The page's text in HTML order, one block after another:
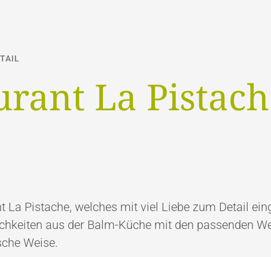
La
La Pistache, welches mit viel Liebe zum Detail
aus der Balm-Küche mit den passenden
Weise.